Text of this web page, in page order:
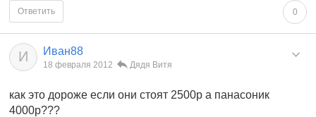
0
Ответить
И Иван88
18 февраля 2012 Дядя Витя
как это дороже если они стоят 2500р а панасоник
4000р???